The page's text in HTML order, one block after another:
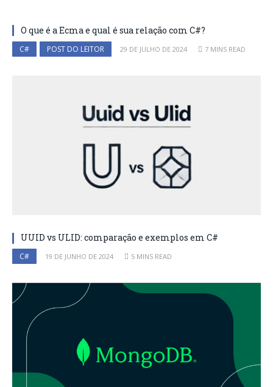
O que é a Ecma e qual é sua relação com C#?
C# POST DO LEITOR 29 DE JULHO DE 2024 7 MINS READ
UUID vs ULID: comparação e exemplos em C#
C# 19 DE JUNHO DE 2024 5 MINS READ